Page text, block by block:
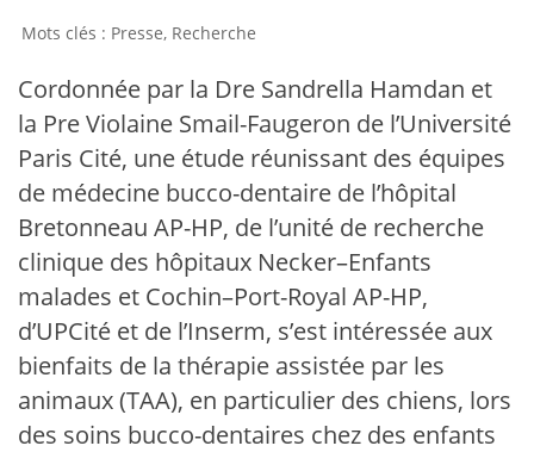
Presse, Recherche
Cordonnée par la Dre Sandrella Hamdan et
la Pre Violaine Smail-Faugeron de l’Université
Paris Cité, une étude réunissant des équipes
de médecine bucco-dentaire de l’hôpital
Bretonneau AP-HP, de l’unité de recherche
clinique des hôpitaux Necker–Enfants
malades et Cochin–Port-Royal AP-HP,
d’UPCité et de l’Inserm, s’est intéressée aux
bienfaits de la thérapie assistée par les
animaux (TAA), en particulier des chiens, lors
des soins bucco-dentaires chez des enfants